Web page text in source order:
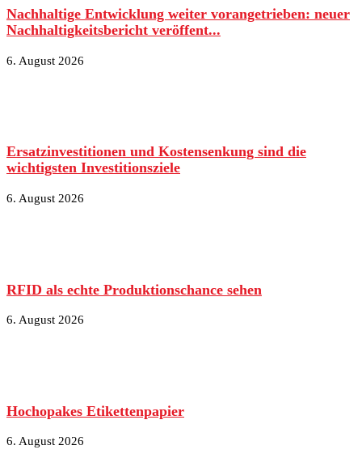
Nachhaltige Entwicklung weiter vorangetrieben: neuer
Nachhaltigkeitsbericht veröffent...
6. August 2026
Ersatzinvestitionen und Kostensenkung sind die
wichtigsten Investitionsziele
6. August 2026
RFID als echte Produktionschance sehen
6. August 2026
Hochopakes Etikettenpapier
6. August 2026